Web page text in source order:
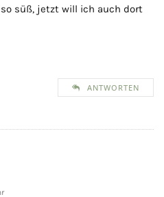
süß, jetzt will ich auch dort
ANTWORTEN